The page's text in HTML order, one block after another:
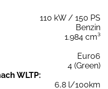
110 kW / 150 PS
Benzin
1.984 cm³
Euro6
4 (Green)
WLTP:
6,8 l/100km